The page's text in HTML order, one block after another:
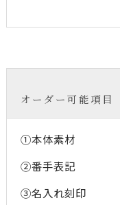
オーダー可能項目
①本体素材
②番手表記
③名入れ刻印